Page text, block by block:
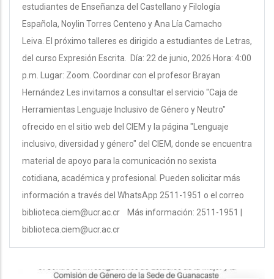
estudiantes de Enseñanza del Castellano y Filología
Española, Noylin Torres Centeno y Ana Lía Camacho
Leiva. El próximo talleres es dirigido a estudiantes de Letras,
del curso Expresión Escrita. Día: 22 de junio, 2026 Hora: 4:00
p.m. Lugar: Zoom. Coordinar con el profesor Brayan
Hernández Les invitamos a consultar el servicio "Caja de
Herramientas Lenguaje Inclusivo de Género y Neutro"
ofrecido en el sitio web del CIEM y la página "Lenguaje
inclusivo, diversidad y género" del CIEM, donde se encuentra
material de apoyo para la comunicación no sexista
cotidiana, académica y profesional. Pueden solicitar más
información a través del WhatsApp 2511-1951 o el correo
biblioteca.ciem@ucr.ac.cr Más información: 2511-1951 |
biblioteca.ciem@ucr.ac.cr